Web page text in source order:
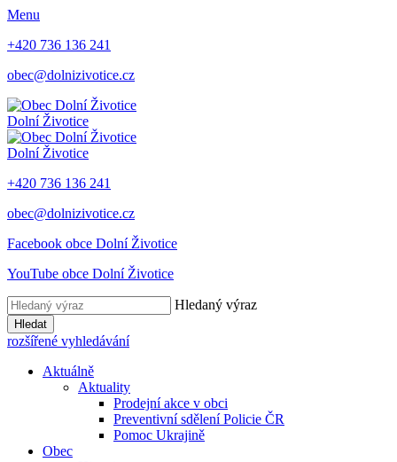
Menu
+420 736 136 241
obec@dolnizivotice.cz
Dolní Životice
Dolní Životice
+420 736 136 241
obec@dolnizivotice.cz
Facebook obce Dolní Životice
YouTube obce Dolní Životice
Hledaný výraz
Hledat
rozšířené vyhledávání
Aktuálně
Aktuality
Prodejní akce v obci
Preventivní sdělení Policie ČR
Pomoc Ukrajině
Obec